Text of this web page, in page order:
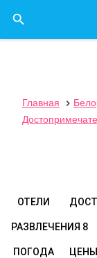

Главная 
ОТЕЛИ
РАЗВЛЕЧЕНИЯ 8
ПОГОДА ЦЕНЫ